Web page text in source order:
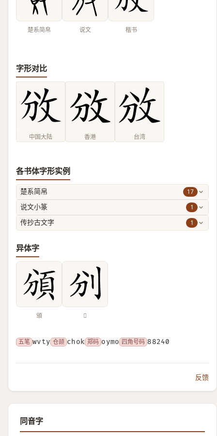
楚系简帛 说文 楷书
字形对比
中国大陆 香港 台湾
各书体字形实例
楚系简帛 17
说文小篆 1
传抄古文字 1
异体字
頒 𠚼
五笔 wvty 仓颉 chok 郑码 oymo 四角号码 88240
反馈
同音字